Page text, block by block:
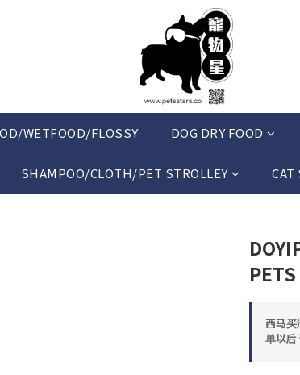
WETFOOD/FLOSSY DOG DRY FOOD
SHAMPOO/CLOTH/PET STROLLEY CAT
西马
单以